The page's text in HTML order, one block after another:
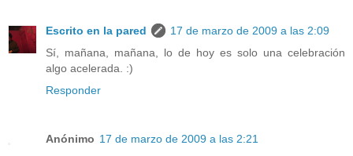
Escrito en la pared
17 de marzo de 2009 a las 2:09
Sí, mañana, mañana, lo de hoy es solo una celebración
algo acelerada. :)
Responder
Anónimo 17 de marzo de 2009 a las 2:21